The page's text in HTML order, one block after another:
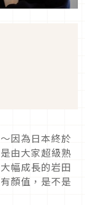
因為日本終於
由大家超級熟
幅成長的岩田
顏值，是不是